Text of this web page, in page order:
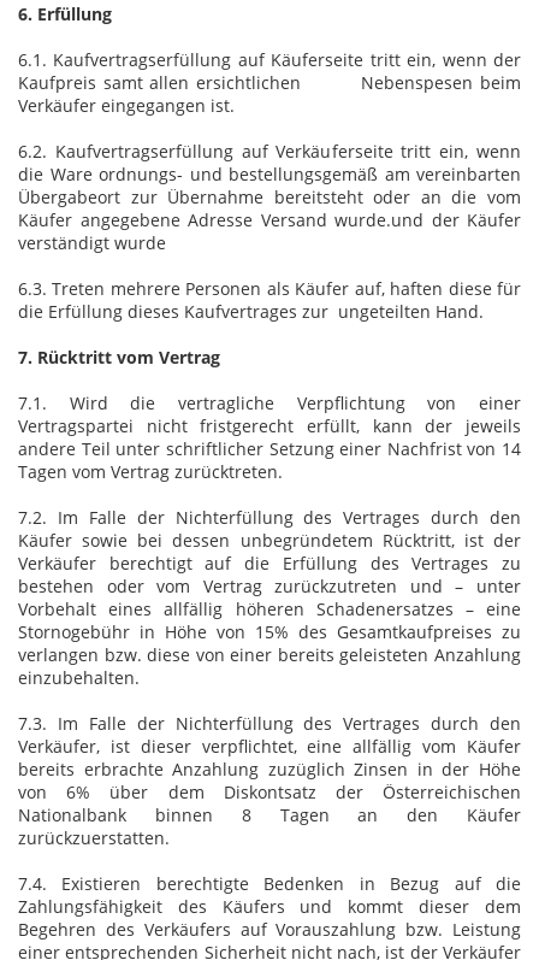
6. Erfüllung
6.1. Kaufvertragserfüllung auf Käuferseite tritt ein, wenn der
Kaufpreis samt allen ersichtlichen Nebenspesen beim
Verkäufer eingegangen ist.
6.2. Kaufvertragserfüllung auf Verkäuferseite tritt ein, wenn
die Ware ordnungs- und bestellungsgemäß am vereinbarten
Übergabeort zur Übernahme bereitsteht oder an die vom
Käufer angegebene Adresse Versand wurde.und der Käufer
verständigt wurde
6.3. Treten mehrere Personen als Käufer auf, haften diese für
die Erfüllung dieses Kaufvertrages zur ungeteilten Hand.
7. Rücktritt vom Vertrag
7.1. Wird die vertragliche Verpflichtung von einer
Vertragspartei nicht fristgerecht erfüllt, kann der jeweils
andere Teil unter schriftlicher Setzung einer Nachfrist von 14
Tagen vom Vertrag zurücktreten.
7.2. Im Falle der Nichterfüllung des Vertrages durch den
Käufer sowie bei dessen unbegründetem Rücktritt, ist der
Verkäufer berechtigt auf die Erfüllung des Vertrages zu
bestehen oder vom Vertrag zurückzutreten und – unter
Vorbehalt eines allfällig höheren Schadenersatzes – eine
Stornogebühr in Höhe von 15% des Gesamtkaufpreises zu
verlangen bzw. diese von einer bereits geleisteten Anzahlung
einzubehalten.
7.3. Im Falle der Nichterfüllung des Vertrages durch den
Verkäufer, ist dieser verpflichtet, eine allfällig vom Käufer
bereits erbrachte Anzahlung zuzüglich Zinsen in der Höhe
von 6% über dem Diskontsatz der Österreichischen
Nationalbank binnen 8 Tagen an den Käufer
zurückzuerstatten.
7.4. Existieren berechtigte Bedenken in Bezug auf die
Zahlungsfähigkeit des Käufers und kommt dieser dem
Begehren des Verkäufers auf Vorauszahlung bzw. Leistung
einer entsprechenden Sicherheit nicht nach, ist der Verkäufer